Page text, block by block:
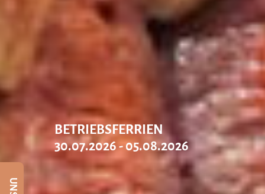
BETRIEBSFERRIEN
30.07.2026 - 05.08.2026